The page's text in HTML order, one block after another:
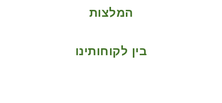
המלצות
בין לקוחותינו